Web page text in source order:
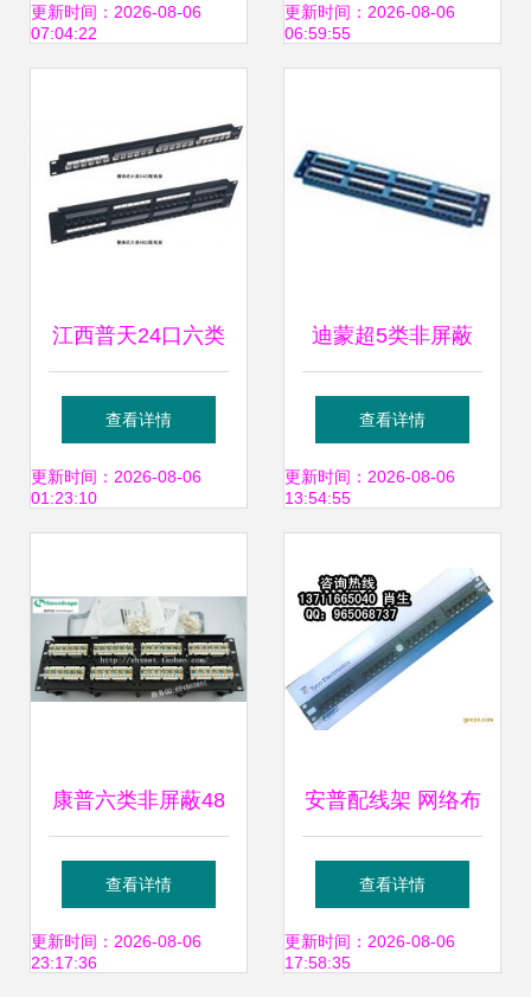
架 高效布线的品质
更新时间：2026-08-06
07:04:22
架网络布线整理器
更新时间：2026-08-06
06:59:55
江西普天24口六类
配线架供应信息，
高品质通信产品首
查看详情
更新时间：2026-08-06
01:23:10
迪蒙超5类非屏蔽
48口数据配线架
1101 20048 综合
1
查看详情
更新时间：2026-08-06
13:54:55
康普六类非屏蔽48
口配线架PM-GS3-
48 性能、价格与供
查看详情
更新时间：2026-08-06
23:17:36
安普配线架 网络布
线的核心组件与安
装指南
查看详情
更新时间：2026-08-06
17:58:35